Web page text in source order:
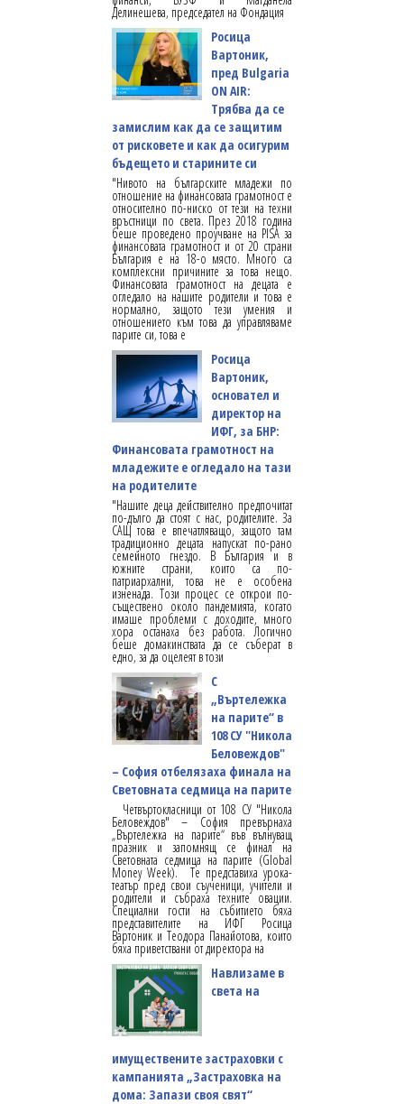
Делинешева, председател на Фондация
Росица
Вартоник,
пред Bulgaria
ON AIR:
Трябва да се
замислим как да се защитим
от рисковете и как да осигурим
бъдещето и старините си
"Нивото на българските младежи по
отношение на финансовата грамотност е
относително по-ниско от тези на техни
връстници по света. През 2018 година
беше проведено проучване на PISA за
финансовата грамотност и от 20 страни
България е на 18-о място. Много са
комплексни причините за това нещо.
Финансовата грамотност на децата е
огледало на нашите родители и това е
нормално, защото тези умения и
отношението към това да управляваме
парите си, това е
Росица
Вартоник,
основател и
директор на
ИФГ, за БНР:
Финансовата грамотност на
младежите е огледало на тази
на родителите
"Нашите деца действително предпочитат
по-дълго да стоят с нас, родителите. За
САЩ това е впечатляващо, защото там
традиционно децата напускат по-рано
семейното гнездо. В България и в
южните страни, които са по-
патриархални, това не е особена
изненада. Този процес се открои по-
съществено около пандемията, когато
имаше проблеми с доходите, много
хора останаха без работа. Логично
беше домакинствата да се съберат в
едно, за да оцелеят в този
С
„Въртележка
на парите“ в
108 СУ "Никола
Беловеждов"
– София отбелязаха финала на
Световната седмица на парите
Четвъртокласници от 108 СУ "Никола
Беловеждов" – София превърнаха
„Въртележка на парите“ във вълнуващ
празник и запомнящ се финал на
Световната седмица на парите (Global
Money Week). Те представиха урока-
театър пред свои съученици, учители и
родители и събраха техните овации.
Специални гости на събитието бяха
представителите на ИФГ Росица
Вартоник и Теодора Панайотова, които
бяха приветствани от директора на
Навлизаме в
света на
имуществените застраховки с
кампанията „Застраховка на
дома: Запази своя свят“